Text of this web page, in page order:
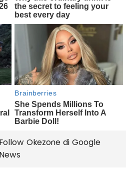
Follow Okezone di Google
News